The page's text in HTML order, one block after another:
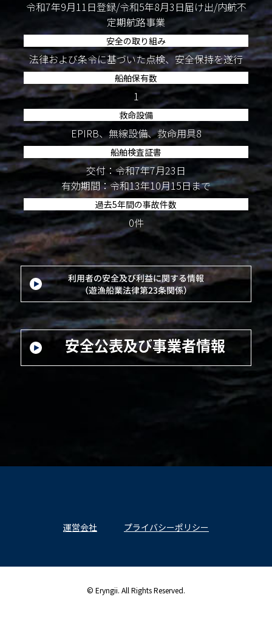
令和7年9月11日登録/令和5年8月3日届け出/内航不
定期航路事業
安全の取り組み
法律および条令に基づいた点検、安全保持を遂行
船舶保有数
1
救命設備
EPIRB、無線設備、救命用具8
船舶検査証書
交付：令和7年7月23日
有効期間：令和13年10月15日まで
過去5年間の事故件数
0件
運営会社 プライバシーポリシー
© Eryngii. All Rights Reserved.